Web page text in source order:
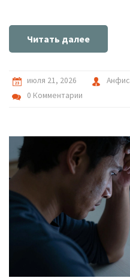
Читать далее
июля 21, 2026
0 Комментарии